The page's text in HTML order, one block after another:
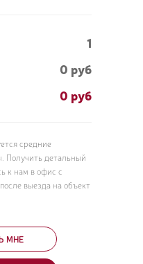
1
0 руб
0 руб
средние
Получить детальный
к нам в офис с
выезда на объект
МНЕ